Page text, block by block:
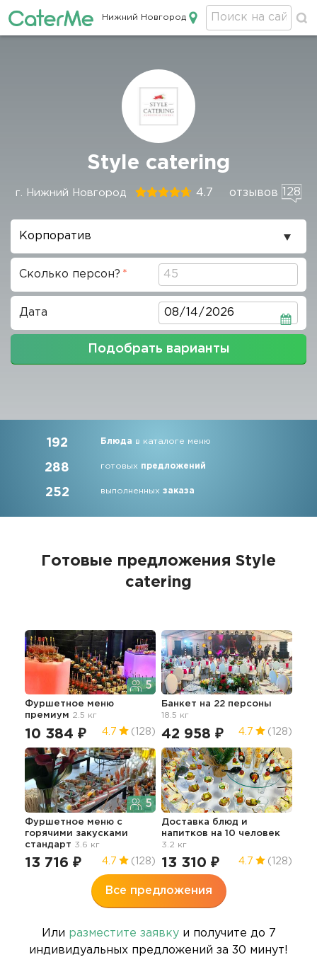
Кейтеринг в Нижнем Новгороде
Нижний Новгород
Style catering
г. Нижний Новгород 4.7 отзывов 128
Повод
проведения
Сколько персон?
Дата Дата
Подобрать варианты
192 Блюда в каталоге меню
288 готовых предложений
252 выполненныхзаказа
Готовые предложения Style
catering
5
Фуршетное меню
премиум
2.5 кг
10 384 ₽ 4.7 (128)
Банкет на 22 персоны
18.5 кг
42 958 ₽ 4.7 (128)
5
Фуршетное меню с
горячими закусками
стандарт 3.6 кг
13 716 ₽ 4.7 (128)
Доставка блюд и
напитков на 10 человек
3.2 кг
13 310 ₽ 4.7 (128)
Все предложения
Или разместите заявкуи получите до 7
индивидуальных предложений за 30 минут!